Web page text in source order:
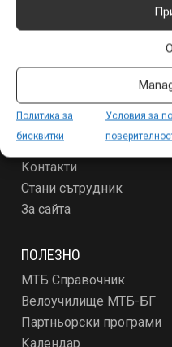
Политика за
бисквитки
Условия за
Условия за ползване и
За новодошлите
Абонамент
Реклама
Контакти
Стани сътрудник
За сайта
ПОЛЕЗНО
МТБ Справочник
Велоучилище МТБ-БГ
Партньорски програми
Календар